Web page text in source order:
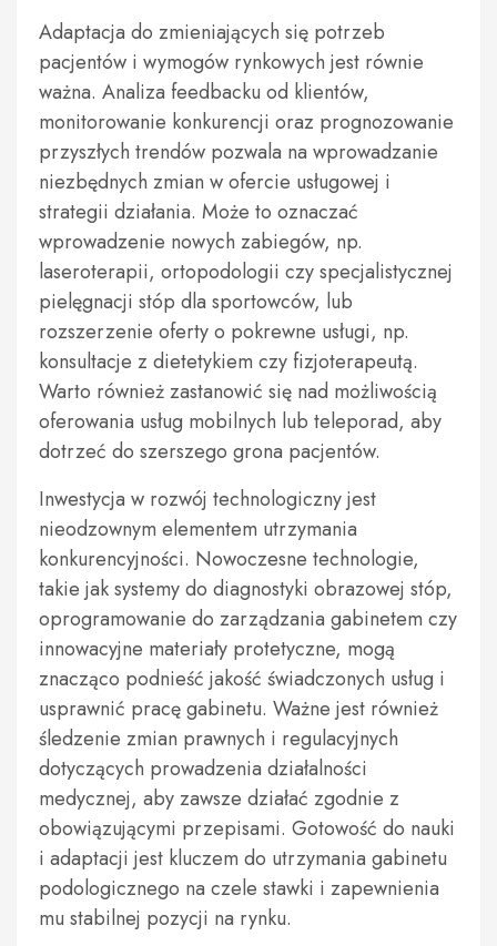
Adaptacja do zmieniających się potrzeb
pacjentów i wymogów rynkowych jest równie
ważna. Analiza feedbacku od klientów,
monitorowanie konkurencji oraz prognozowanie
przyszłych trendów pozwala na wprowadzanie
niezbędnych zmian w ofercie usługowej i
strategii działania. Może to oznaczać
wprowadzenie nowych zabiegów, np.
laseroterapii, ortopodologii czy specjalistycznej
pielęgnacji stóp dla sportowców, lub
rozszerzenie oferty o pokrewne usługi, np.
konsultacje z dietetykiem czy fizjoterapeutą.
Warto również zastanowić się nad możliwością
oferowania usług mobilnych lub teleporad, aby
dotrzeć do szerszego grona pacjentów.
Inwestycja w rozwój technologiczny jest
nieodzownym elementem utrzymania
konkurencyjności. Nowoczesne technologie,
takie jak systemy do diagnostyki obrazowej stóp,
oprogramowanie do zarządzania gabinetem czy
innowacyjne materiały protetyczne, mogą
znacząco podnieść jakość świadczonych usług i
usprawnić pracę gabinetu. Ważne jest również
śledzenie zmian prawnych i regulacyjnych
dotyczących prowadzenia działalności
medycznej, aby zawsze działać zgodnie z
obowiązującymi przepisami. Gotowość do nauki
i adaptacji jest kluczem do utrzymania gabinetu
podologicznego na czele stawki i zapewnienia
mu stabilnej pozycji na rynku.